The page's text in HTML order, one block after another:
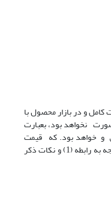
کامل و در بازار محصول با
نخواهد بود، بعبارت
و خواهد بود. که قیمت
قیمت سرمایه می باشد. با توجه به رابطه (1) و نکات ذکر